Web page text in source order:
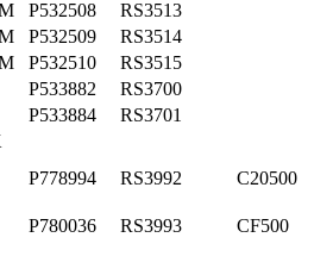
P532508
RS3513
P532509
RS3514
P532510
RS3515
P533882
RS3700
P533884
RS3701
P778994 RS3992 C20500
P780036 RS3993
CF500